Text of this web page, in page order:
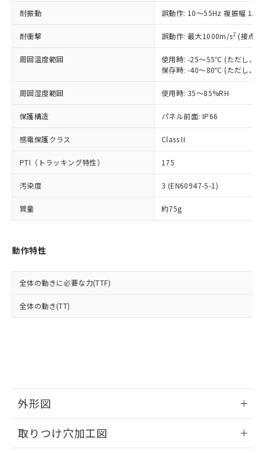
耐振動 誤動作: 10～55Hz 複振幅
耐衝撃 誤動作: 最大1000m/s2 (接点
周囲温度範囲
使用時: -25～55℃ (ただし、氷
保存時: -40～80℃ (ただし、氷
周囲湿度範囲 使用時: 35～85%RH
保護構造 パネル前面: IP66
感電保護クラス Class II
PTI（トラッキング特性） 175
汚染度 3 (EN60947-5-1)
質量 約75g
動作特性
全体の動きに必要な力(TTF)
全体の動き(TT)
外形図
取りつけ穴加工図
記載している更新日時点での社内デー
タに基づき作成されるものであり、閲
覧された時点での実際の在庫および標
準価格とは異なる場合があることをご
正式な納期状況および標準価格はお客
様のお取引先、またはお客様担当のオ
ムロン制御機器販売店・当社販売員に
オムロン制御機器販売店や当社販売拠
販売ネットワーク
」をご確認
ください。
在庫状況および標準価格結果を当社の
事前の承諾なく第三者に漏洩または開
示しないようお願いします。
マイパーツ機能（部品リスト作成サー
ビス）をご利用いただくには、I-Web
メンバーズにご登録されている必要が
および当社の共同利用者が、当社の製
品・サービスに関するお客様との取
をご了承ください。
※当社の共同利用者とは、"個人情報
鉛(Pb) 1000ppm以下、 水銀(Hg) 1000ppm以下、 カド
六価クロム(Cr(Ⅵ)) 1000ppm以下、ポリ臭化ビフェニル
類(PBB) 1000ppm以下、ポリ臭化ジフェニルエーテル類
(PBDE) 1000ppm以下、フタル酸ビス(2-エチルヘキシ
ル) (DEHP)(別名：DOP) 1000ppm以下、フタル酸ブチ
ルベンジル（BBP） 1000ppm以下、フタル酸ジブチル
（DBP） 1000ppm以下、フタル酸ジイソブチル
(DIBP) 1000ppm以下
但し、RoHS指令で産業用監視および制御機器に対する
適用除外項目は除く。
フタル酸エステル類の４物質については閾値を超える意
図的な使用がないことを確認しています。
※2 対応予定月
部品在庫の切り替え状況などにより、予定
月が前後することがあります。
下記の非含有証明書をダウンロードするこ
とができます。
EU RoHS指令（10物質）の非含有証明書
物質の対応では、対応完了までの期間は出
荷製品に未対応品が混在することから備考
既に当社にて対応品への在庫切替を完了
していることから、特段のことがない限
*中国RoHS10物質の基準値 (GB/T26572)：
Pb(鉛) :1000ppm、 Hg(水銀) : 1000ppm、 Cd(カドミウ
Cr(Ⅵ)(六価クロム) : 1000ppm、 PBBs(ポリ臭化ビフェ
ニル類) : 1000ppm、 PBDEs(ポリ臭化ジフェニルエーテ
ル) : 1000ppm、
DEHP(フタル酸ビス(2-エチルヘキシル)) : 1000ppm
※2 環境保護使用期限
「ｅ」：有害物質（10物質）のすべてが基
準値以下であることを示します。
「10」：通常の使用状況下において有害物
質が外部に漏えいし、環境に深刻な影響を
及ぼさない年数を意味します。
（以下｢規制貨物等」という）を輸出
または国外への提供する場合は、日本
国政府の輸出許可(または役務取引許
可)を取得するなどの必要な手続きを
当社は規制貨物を破棄する場合は、完
全に破砕するなど、違法に輸出されな
いよう必要な手段を講じます。
当社は貴社製品を、核兵器、ミサイ
ル、化学兵器、生物兵器またはその他
武器並びにこれらの製造装置等に一切
使用いたしません。
当社は、貴社製品を第三者に販売する
場合は、上記1、2および3の内容を当
該第三者に通知します。また当社は、
販売先および販売に係わる関係者が違
法に輸出するおそれがある場合は、取
り引きをいたしません。
○ 一定数以上の在庫あり
△ 一定数には満たないが在庫あり
在庫なし(最新の在庫状況につ
いては、お客様のお取引先、ま
たはお客様担当のオムロン制御
機器販売店・当社販売員にご確
認ください)
受注生産機種、また在庫状況の
情報を公開していない機種